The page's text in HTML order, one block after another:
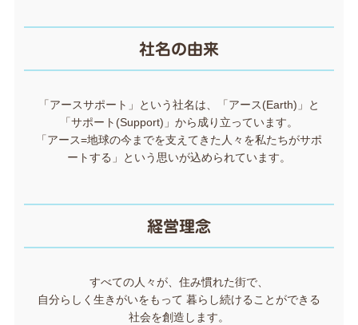
社名の由来
「アースサポート」という社名は、「アース(Earth)」と
「サポート(Support)」から成り立っています。
「アース=地球の今までを支えてきた人々を私たちがサポ
ートする」という思いが込められています。
経営理念
すべての人々が、住み慣れた街で、
自分らしく生きがいをもって 暮らし続けることができる
社会を創造します。